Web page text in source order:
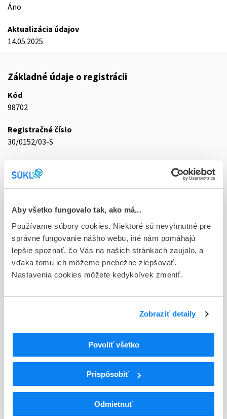
Aby všetko fungovalo tak, ako má...
Používame súbory cookies. Niektoré sú nevyhnutné pre
správne fungovanie nášho webu, iné nám pomáhajú
lepšie spoznať, čo Vás na našich stránkach zaujalo, a
vďaka tomu ich môžeme priebežne zlepšovať.
Nastavenia cookies môžete kedykoľvek zmeniť.
Zobraziť detaily
Povoliť všetko
Prispôsobiť
Odmietnuť
Áno
Aktualizácia údajov
14.05.2025
Základné údaje o registrácii
Kód
98702
Registračné číslo
30/0152/03-S
tbl flm 56x50 mg (blis.PVC/Al)
D - Registrácia bez obmedzenia platnosti
Typ registračnej procedúry
Národná
Držiteľ, krajina
KRKA, d.d., Novo mesto, Slovinsko
ATC
Centrálna nervová sústava
N06
Psychoanaleptiká
Antidepresíva
N06AB
sérotonínu